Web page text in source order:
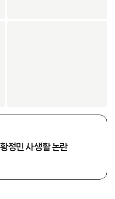
정민 사생활 논란